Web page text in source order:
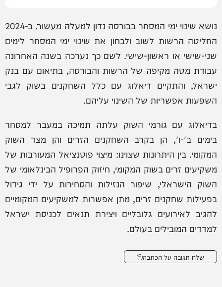
נושא שינוי ימי המסחר בבורסה נדון למעלה מעשור. ב-2024
החליטה הרשות לשוב ולבחון את שינוי ימי המסחר לימים
שני-שישי או ראשון-שישי. לשם כך נערכה בשנה האחרונה
עבודת מטה מקיפה של הרשות והבורסה, בתיאום עם בנק
ישראל, והתקיים דיאלוג עם כלל השחקנים בשוק לגבי
השפעות אפשריות של השינוי עליהם.
בדיאלוג עם גורמי השוק עלתה תמיכה במעבר למסחר
בימים ב'-ו', הן בקרב השחקנים הזרים והן מצד השוק
המקומי. בין היתרונות שצוינו: מיצוי פוטנציאל המעורבות של
משקיעים זרים בשוק המקומי, חיזוק הפרופיל הבינלאומי של
השוק הישראלי, שיפור הנזילות והסחירות על ידי גידול
בפעילות שחקנים זרים, מתן אפשרות למשקיעים המקומיים
להגיב לאירועים גלובליים ויצירת תנאים לכניסת ישראל
למדדים המובילים בעולם.
שלח תגובה על הכתבה